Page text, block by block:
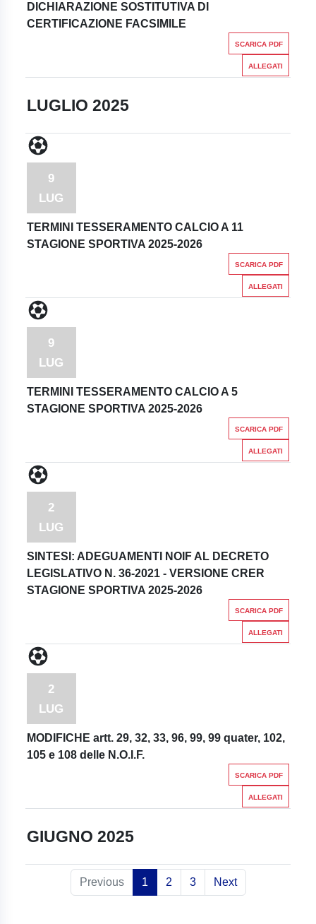
DICHIARAZIONE SOSTITUTIVA DI
CERTIFICAZIONE FACSIMILE
SCARICA PDF
ALLEGATI
LUGLIO 2025
9
LUG
TERMINI TESSERAMENTO CALCIO A 11
STAGIONE SPORTIVA 2025-2026
SCARICA PDF
ALLEGATI
9
LUG
TERMINI TESSERAMENTO CALCIO A 5
STAGIONE SPORTIVA 2025-2026
SCARICA PDF
ALLEGATI
2
LUG
SINTESI: ADEGUAMENTI NOIF AL DECRETO
LEGISLATIVO N. 36-2021 - VERSIONE CRER
STAGIONE SPORTIVA 2025-2026
SCARICA PDF
ALLEGATI
2
LUG
MODIFICHE artt. 29, 32, 33, 96, 99, 99 quater, 102,
105 e 108 delle N.O.I.F.
SCARICA PDF
ALLEGATI
GIUGNO 2025
Previous 1 2 3 Next